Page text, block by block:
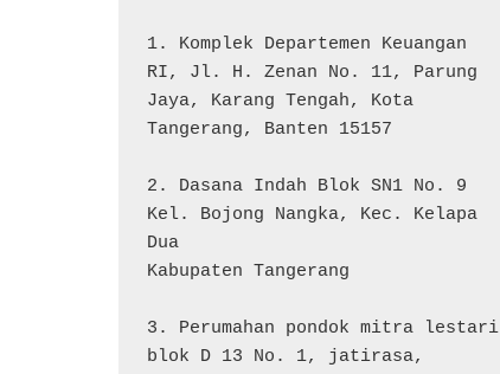
1. Komplek Departemen Keuangan
RI, Jl. H. Zenan No. 11, Parung
Jaya, Karang Tengah, Kota
Tangerang, Banten 15157
2. Dasana Indah Blok SN1 No. 9
Kel. Bojong Nangka, Kec. Kelapa
Dua
Kabupaten Tangerang
3. Perumahan pondok mitra lestari
blok D 13 No. 1, jatirasa,